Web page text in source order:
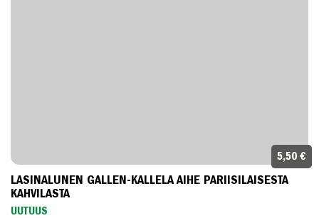
5,50 €
LASINALUNEN GALLEN-KALLELA AIHE PARIISILAISESTA
KAHVILASTA
UUTUUS